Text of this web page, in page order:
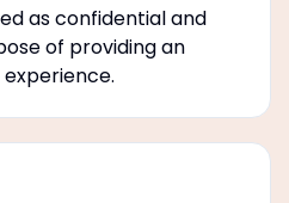
as confidential and
of providing an